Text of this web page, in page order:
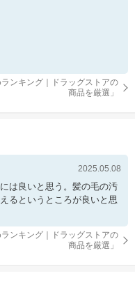
ンキング｜ドラッグストアの
商品を厳選 」
2025.05.08
は良いと思う。髪の毛の汚
るというところが良いと思
ンキング｜ドラッグストアの
商品を厳選 」